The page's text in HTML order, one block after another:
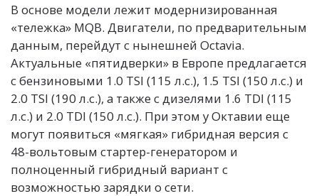
В основе модели лежит модернизированная
«тележка» MQB. Двигатели, по предварительным
данным, перейдут с нынешней Octavia.
Актуальные «пятидверки» в Европе предлагается
с бензиновыми 1.0 TSI (115 л.с.), 1.5 TSI (150 л.с.) и
2.0 TSI (190 л.с.), а также с дизелями 1.6 TDI (115
л.с.) и 2.0 TDI (150 л.с.). При этом у Октавии еще
могут появиться «мягкая» гибридная версия с
48-вольтовым стартер-генератором и
полноценный гибридный вариант с
возможностью зарядки о сети.